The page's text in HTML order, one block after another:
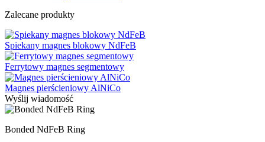
Zalecane produkty
Spiekany magnes blokowy NdFeB
Ferrytowy magnes segmentowy
Magnes pierścieniowy AlNiCo
Wyślij wiadomość
Bonded NdFeB Ring